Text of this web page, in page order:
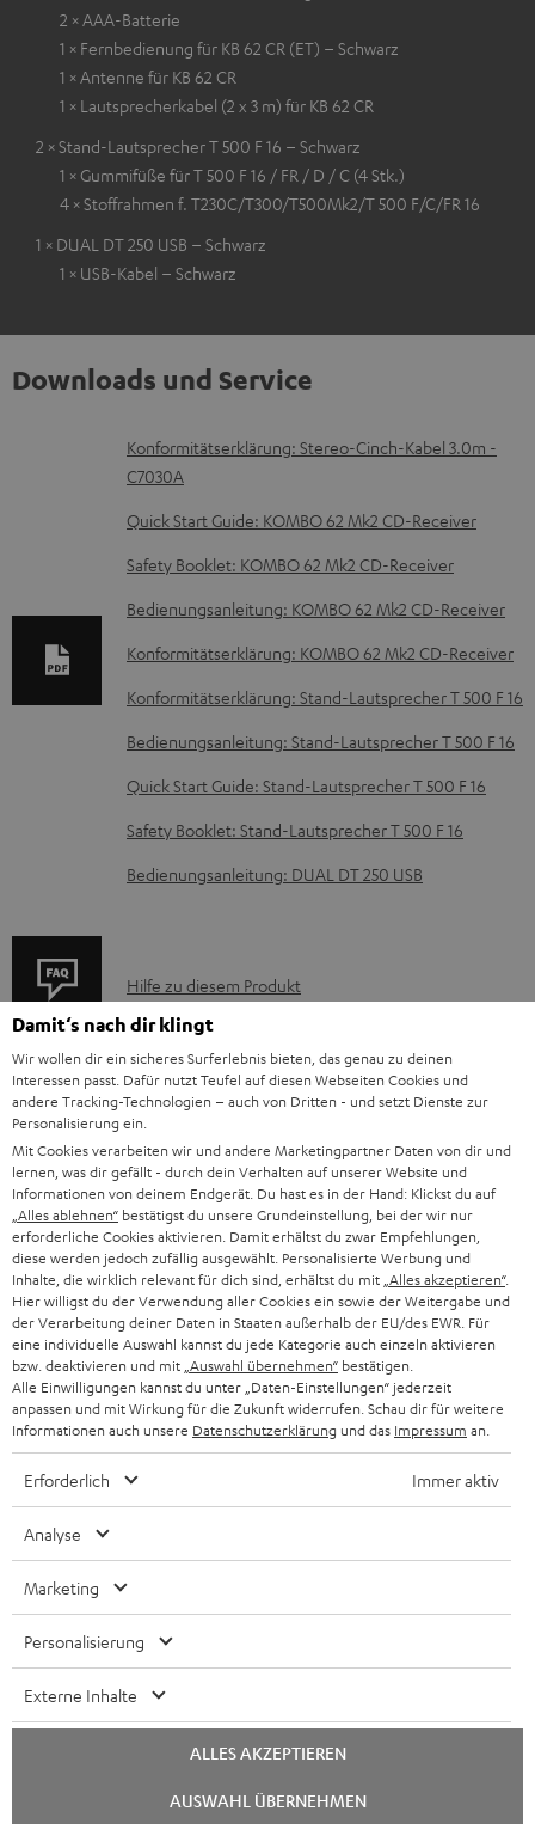
2 × AAA-Batterie
1 × Fernbedienung für KB 62 CR (ET) – Schwarz
1 × Antenne für KB 62 CR
1 × Lautsprecherkabel (2 x 3 m) für KB 62 CR
2 × Stand-Lautsprecher T 500 F 16 – Schwarz
1 × Gummifüße für T 500 F 16 / FR / D / C (4 Stk.)
4 × Stoffrahmen f. T230C/T300/T500Mk2/T 500 F/C/FR 16
1 × DUAL DT 250 USB – Schwarz
1 × USB-Kabel – Schwarz
Downloads und Service
D
o
k
u
e
n
t
e
z
m
H
u
n
t
e
r
l
a
d
e
n
Konformitätserklärung: Stereo-Cinch-Kabel 3.0m -
C7030A
Quick Start Guide: KOMBO 62 Mk2 CD-Receiver
Safety Booklet: KOMBO 62 Mk2 CD-Receiver
Bedienungsanleitung: KOMBO 62 Mk2 CD-Receiver
Konformitätserklärung: KOMBO 62 Mk2 CD-Receiver
Konformitätserklärung: Stand-Lautsprecher T 500 F 16
Bedienungsanleitung: Stand-Lautsprecher T 500 F 16
Quick Start Guide: Stand-Lautsprecher T 500 F 16
Safety Booklet: Stand-Lautsprecher T 500 F 16
Bedienungsanleitung: DUAL DT 250 USB
P
r
o
d
u
k
t
F
A
Q
s
Hilfe zu diesem Produkt
I
n
f
o
r
m
a
t
i
o
n
n
z
m
V
e
Versandinfos
I
n
f
o
r
m
a
t
o
n
e
n
z
Gesetzliche Gewährleistung
A
u
d
i
-
L
e
x
i
Audio-Lexikon: Fachbegriffe schnell erklärt
K
n
t
a
k
t
Persönliche Kaufberatung
Teufel Support
Häufige Fragen
Kontakt
Store Finder
persönlich im Store beraten.
Damit‘s nach dir klingt
Wir wollen dir ein sicheres Surferlebnis bieten, das genau zu deinen
Interessen passt. Dafür nutzt Teufel auf diesen Webseiten Cookies und
andere Tracking-Technologien – auch von Dritten - und setzt Dienste zur
Personalisierung ein.
Mit Cookies verarbeiten wir und andere Marketingpartner Daten von dir und
lernen, was dir gefällt - durch dein Verhalten auf unserer Website und
Informationen von deinem Endgerät. Du hast es in der Hand: Klickst du auf
„Alles ablehnen“ bestätigst du unsere Grundeinstellung, bei der wir nur
erforderliche Cookies aktivieren. Damit erhältst du zwar Empfehlungen,
diese werden jedoch zufällig ausgewählt. Personalisierte Werbung und
Inhalte, die wirklich relevant für dich sind, erhältst du mit „Alles akzeptieren“.
Hier willigst du der Verwendung aller Cookies ein sowie der Weitergabe und
der Verarbeitung deiner Daten in Staaten außerhalb der EU/des EWR. Für
eine individuelle Auswahl kannst du jede Kategorie auch einzeln aktivieren
bzw. deaktivieren und mit „Auswahl übernehmen“ bestätigen.
Alle Einwilligungen kannst du unter „Daten-Einstellungen“ jederzeit
anpassen und mit Wirkung für die Zukunft widerrufen. Schau dir für weitere
Informationen auch unsere Datenschutzerklärung und das Impressum an.
Erforderlich Immer aktiv
Analyse
Marketing
Personalisierung
Externe Inhalte
ALLES AKZEPTIEREN
AUSWAHL ÜBERNEHMEN